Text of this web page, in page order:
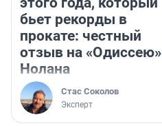
бьет рекорды в
прокате: честный
отзыв на «Одиссею»
Нолана
Стас Соколов
Эксперт